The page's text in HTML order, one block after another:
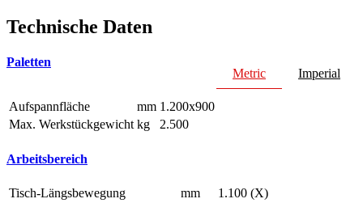
Technische Daten
Metric Imperial
Paletten
Aufspannfläche mm 1.200x900
Max. Werkstückgewicht kg 2.500
Arbeitsbereich
Tisch-Längsbewegung mm
1.100 (X)